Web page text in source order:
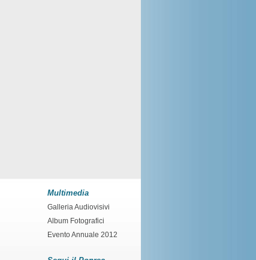
Multimedia
Galleria Audiovisivi
Album Fotografici
Evento Annuale 2012